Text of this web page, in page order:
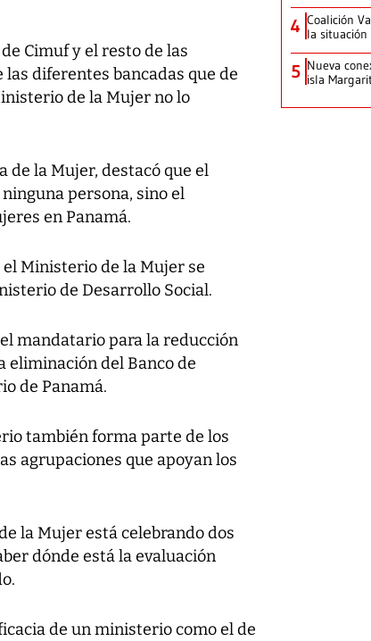
Cimuf y el resto de las
diferentes bancadas que de
de la Mujer no lo
de la Mujer, destacó que el
persona, sino el
en Panamá.
Ministerio de la Mujer se
de Desarrollo Social.
mandatario para la reducción
eliminación del Banco de
de Panamá.
también forma parte de los
agrupaciones que apoyan los
la Mujer está celebrando dos
dónde está la evaluación
de un ministerio como el de
4 Coalición
la
5 Nueva
isla